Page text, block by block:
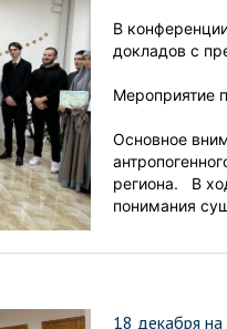
В
докладов с
Мероприятие
Основное
региона. В
понимания
18 декабря